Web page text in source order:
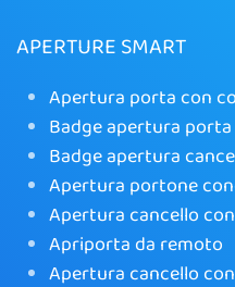
APERTURE SMART
Apertura porta con
Badge apertura porta
Badge apertura
Apertura portone
Apertura cancello
Apriporta da remoto
Apertura cancello